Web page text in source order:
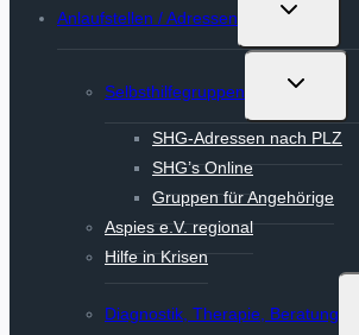
Anlaufstellen / Adressen
Untermenü
Selbsthilfegruppen
Untermenü
SHG-Adressen nach PLZ
SHG’s Online
Gruppen für Angehörige
Aspies e.V. regional
Hilfe in Krisen
Diagnostik, Therapie, Beratung